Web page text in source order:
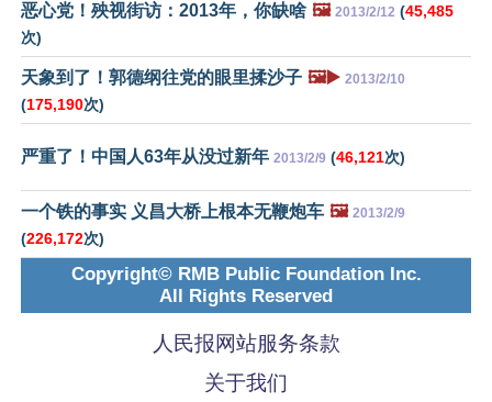
恶心党！殃视街访：2013年，你缺啥 🖼️ 2013/2/12 (45,485
次)
天象到了！郭德纲往党的眼里揉沙子 🖼️▶️ 2013/2/10
(175,190次)
严重了！中国人63年从没过新年 2013/2/9 (46,121次)
一个铁的事实 义昌大桥上根本无鞭炮车 🖼️ 2013/2/9
(226,172次)
Copyright© RMB Public Foundation Inc.
All Rights Reserved
人民报网站服务条款
关于我们